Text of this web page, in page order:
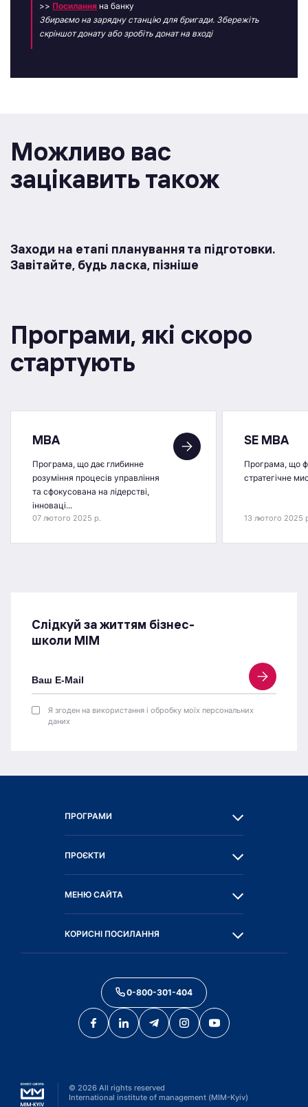
>> Посилання на банку
Збираємо на зарядну станцію для бригади. Збережіть
скріншот донату або зробіть донат на вході
Можливо вас
зацікавить також
Заходи на етапі планування та підготовки.
Завітайте, будь ласка, пізніше
Програми, якi скоро
стартують
MBA
Програма, що дає глибинне
розуміння процесів управління
та сфокусована на лідерстві,
інноваці...
07 лютого 2025 р.
SE MBA
Програма, що
стратегічне
13 лютого 2025
Слідкуй за життям бізнес-
школи МІМ
Я згоден на використання і обробку моїх персональних
даних
ПРОГРАМИ
ПРОЄКТИ
МЕНЮ САЙТА
КОРИСНІ ПОСИЛАННЯ
0-800-301-404
© 2026 All rights reserved
International institute of management (MIM-Kyiv)